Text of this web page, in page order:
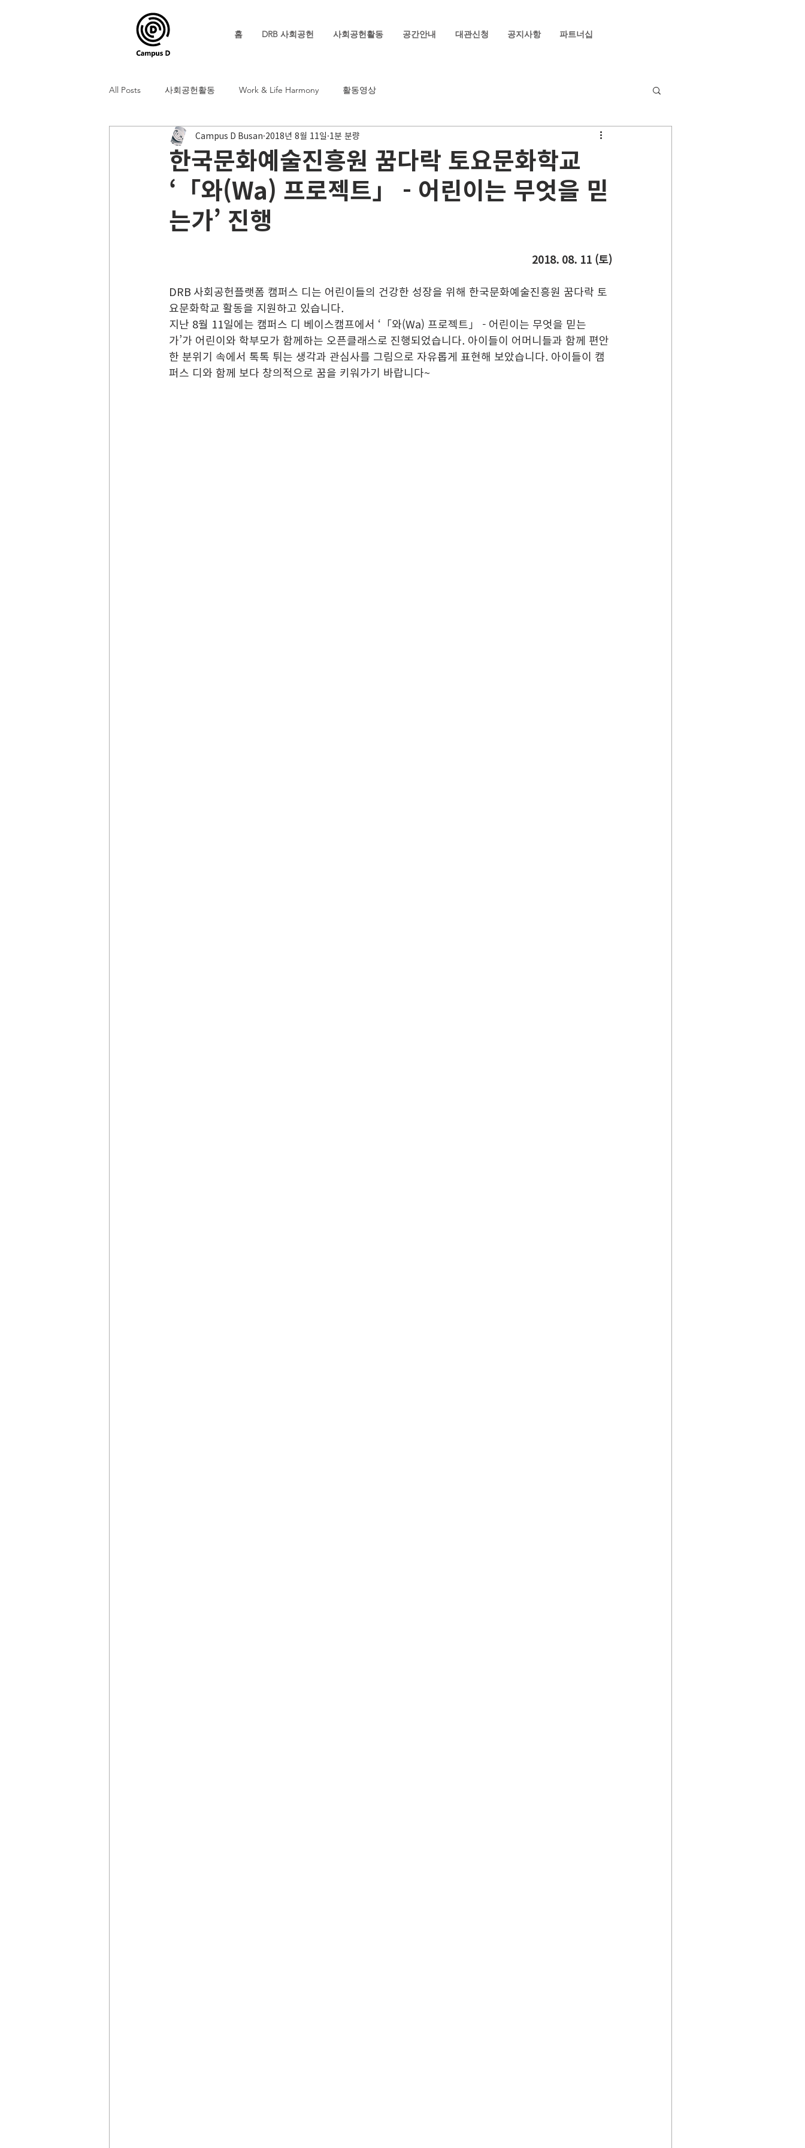
홈 DRB 사회공헌 사회공헌활동 공간안내 대관신청 공지사항 파트너십
All Posts 사회공헌활동 Work & Life Harmony 활동영상
한국문화예술진흥원 꿈다락 토요문화학교
‘「와(Wa) 프로젝트」 - 어린이는 무엇을 믿
는가’ 진행
Campus D Busan 2018년 8월 11일 1분 분량
2018. 08. 11 (토)
DRB 사회공헌플랫폼 캠퍼스 디는 어린이들의 건강한 성장을 위해 한국문화예술진흥원 꿈다락 토
요문화학교 활동을 지원하고 있습니다.
지난 8월 11일에는 캠퍼스 디 베이스캠프에서 ‘「와(Wa) 프로젝트」 - 어린이는 무엇을 믿는
가’가 어린이와 학부모가 함께하는 오픈클래스로 진행되었습니다. 아이들이 어머니들과 함께 편안
한 분위기 속에서 톡톡 튀는 생각과 관심사를 그림으로 자유롭게 표현해 보았습니다. 아이들이 캠
퍼스 디와 함께 보다 창의적으로 꿈을 키워가기 바랍니다~